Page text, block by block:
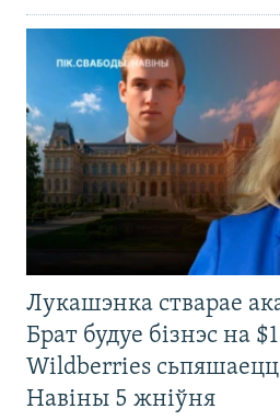
Лукашэнка стварае
Брат будуе бізнэс на
Wildberries
Навіны 5 жніўня